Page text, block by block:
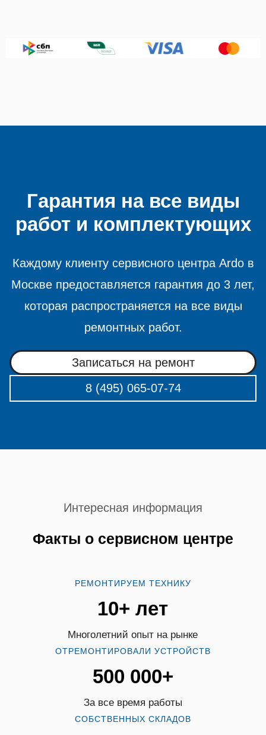
Гарантия на все виды
работ и комплектующих
Каждому клиенту сервисного центра Ardo в
Москве предоставляется гарантия до 3 лет,
которая распространяется на все виды
ремонтных работ.
Записаться на ремонт
8 (495) 065-07-74
Интересная информация
Факты о сервисном центре
РЕМОНТИРУЕМ ТЕХНИКУ
10+ лет
Многолетний опыт на рынке
ОТРЕМОНТИРОВАЛИ УСТРОЙСТВ
500 000+
За все время работы
СОБСТВЕННЫХ СКЛАДОВ